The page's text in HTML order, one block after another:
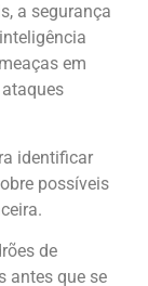
a segurança
em
identificar
possíveis
de
antes que se